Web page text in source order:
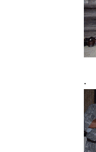
.